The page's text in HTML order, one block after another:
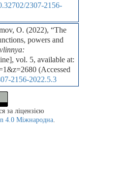
2307-2156-
O. (2022), “The
powers and
vol. 5, available at:
(Accessed
2156-2022.5.3
за ліцензією
4.0 Міжнародна.